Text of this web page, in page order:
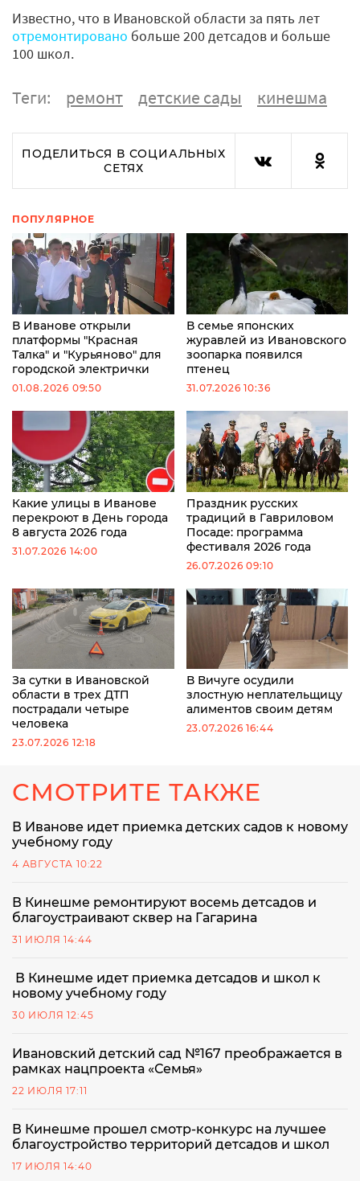
Известно, что в Ивановской области за пять лет
отремонтировано больше 200 детсадов и больше
100 школ.
Теги: ремонт детские сады кинешма
ПОДЕЛИТЬСЯ В СОЦИАЛЬНЫХ
СЕТЯХ
ПОПУЛЯРНОЕ
В Иванове открыли
платформы "Красная
Талка" и "Курьяново" для
городской электрички
01.08.2026 09:50
В семье японских
журавлей из Ивановского
зоопарка появился
птенец
31.07.2026 10:36
Какие улицы в Иванове
перекроют в День города
8 августа 2026 года
31.07.2026 14:00
Праздник русских
традиций в Гавриловом
Посаде: программа
фестиваля 2026 года
26.07.2026 09:10
За сутки в Ивановской
области в трех ДТП
пострадали четыре
человека
23.07.2026 12:18
В Вичуге осудили
злостную неплательщицу
алиментов своим детям
23.07.2026 16:44
СМОТРИТЕ ТАКЖЕ
В Иванове идет приемка детских садов к новому
учебному году
4 АВГУСТА 10:22
В Кинешме ремонтируют восемь детсадов и
благоустраивают сквер на Гагарина
31 ИЮЛЯ 14:44
В Кинешме идет приемка детсадов и школ к
новому учебному году
30 ИЮЛЯ 12:45
Ивановский детский сад №167 преображается в
рамках нацпроекта «Семья»
22 ИЮЛЯ 17:11
В Кинешме прошел смотр-конкурс на лучшее
благоустройство территорий детсадов и школ
17 ИЮЛЯ 14:40